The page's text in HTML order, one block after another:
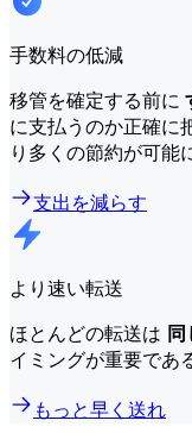
手数料の低減
移管を確定する前に
に支払うのか正確に
り多くの節約が可能
支出を減らす
より速い転送
ほとんどの転送は 同
イミングが重要であ
もっと早く送れ